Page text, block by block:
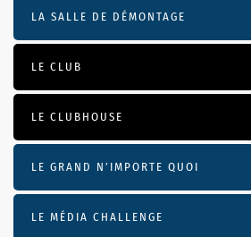
LA SALLE DE DÉMONTAGE
LE CLUB
LE CLUBHOUSE
LE GRAND N’IMPORTE QUOI
LE MÉDIA CHALLENGE